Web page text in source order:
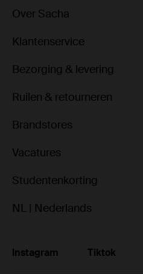
Over Sacha
Klantenservice
Bezorging & levering
Ruilen & retourneren
Brandstores
Vacatures
Studentenkorting
NL | Nederlands
Instagram Tiktok